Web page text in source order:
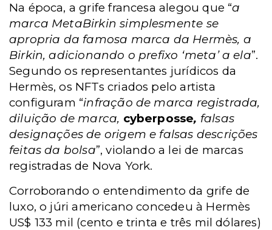
Na época, a grife francesa alegou que “a
marca MetaBirkin simplesmente se
apropria da famosa marca da Hermès, a
Birkin, adicionando o prefixo ‘meta’ a ela”.
Segundo os representantes jurídicos da
Hermès, os NFTs criados pelo artista
configuram “infração de marca registrada,
diluição de marca, cyberposse, falsas
designações de origem e falsas descrições
feitas da bolsa”, violando a lei de marcas
registradas de Nova York.
Corroborando o entendimento da grife de
luxo, o júri americano concedeu à Hermès
US$ 133 mil (cento e trinta e três mil dólares)